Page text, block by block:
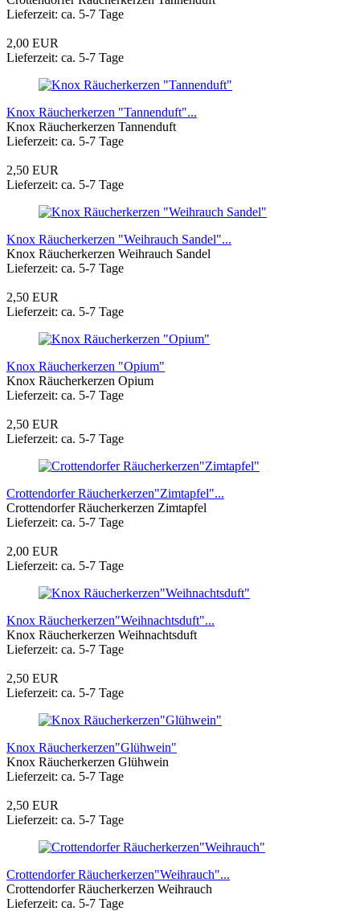
Lieferzeit: ca. 5-7 Tage
2,00 EUR
Lieferzeit: ca. 5-7 Tage
Knox Räucherkerzen "Tannenduft"...
Knox Räucherkerzen Tannenduft
Lieferzeit: ca. 5-7 Tage
2,50 EUR
Lieferzeit: ca. 5-7 Tage
Knox Räucherkerzen "Weihrauch Sandel"...
Knox Räucherkerzen Weihrauch Sandel
Lieferzeit: ca. 5-7 Tage
2,50 EUR
Lieferzeit: ca. 5-7 Tage
Knox Räucherkerzen "Opium"
Knox Räucherkerzen Opium
Lieferzeit: ca. 5-7 Tage
2,50 EUR
Lieferzeit: ca. 5-7 Tage
Crottendorfer Räucherkerzen"Zimtapfel"...
Crottendorfer Räucherkerzen Zimtapfel
Lieferzeit: ca. 5-7 Tage
2,00 EUR
Lieferzeit: ca. 5-7 Tage
Knox Räucherkerzen"Weihnachtsduft"...
Knox Räucherkerzen Weihnachtsduft
Lieferzeit: ca. 5-7 Tage
2,50 EUR
Lieferzeit: ca. 5-7 Tage
Knox Räucherkerzen"Glühwein"
Knox Räucherkerzen Glühwein
Lieferzeit: ca. 5-7 Tage
2,50 EUR
Lieferzeit: ca. 5-7 Tage
Crottendorfer Räucherkerzen"Weihrauch"...
Crottendorfer Räucherkerzen Weihrauch
Lieferzeit: ca. 5-7 Tage